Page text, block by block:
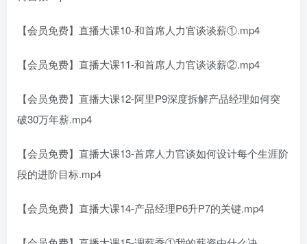
【会员免费】直播大课10-和首席人力官谈谈薪①.mp4
【会员免费】直播大课11-和首席人力官谈谈薪②.mp4
【会员免费】直播大课12-阿里P9深度拆解产品经理如何突
破30万年薪.mp4
【会员免费】直播大课13-首席人力官谈如何设计每个生涯阶
段的进阶目标.mp4
【会员免费】直播大课14-产品经理P6升P7的关键.mp4